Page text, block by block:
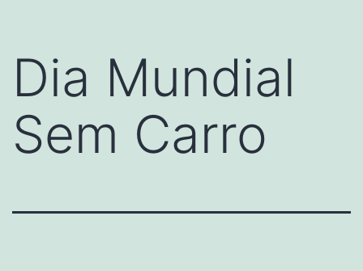
Dia Mundial
Sem Carro